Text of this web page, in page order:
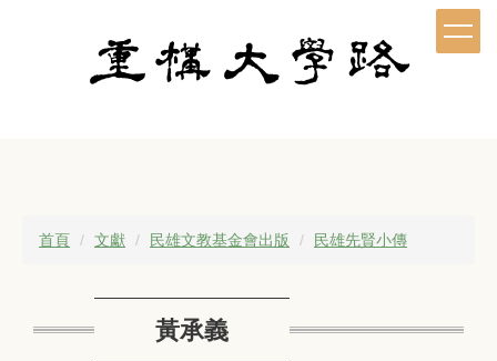
首頁 文獻 民雄文教基金會出版 民雄先賢小傳
黃承義